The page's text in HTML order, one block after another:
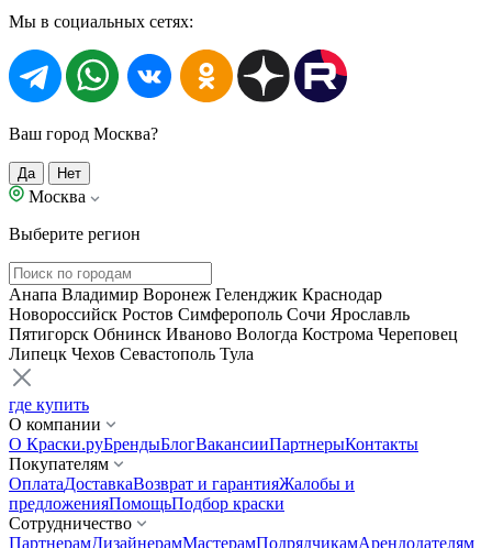
Мы в социальных сетях:
Ваш город Москва?
Да Нет
Москва
Выберите регион
Анапа Владимир Воронеж Геленджик Краснодар
Новороссийск Ростов Симферополь Сочи Ярославль
Пятигорск Обнинск Иваново Вологда Кострома Череповец
Липецк Чехов Севастополь Тула
где купить
О компании
О Краски.руБрендыБлогВакансииПартнерыКонтакты
Покупателям
ОплатаДоставкаВозврат и гарантияЖалобы и
предложенияПомощьПодбор краски
Сотрудничество
ПартнерамДизайнерамМастерамПодрядчикамАрендодателям